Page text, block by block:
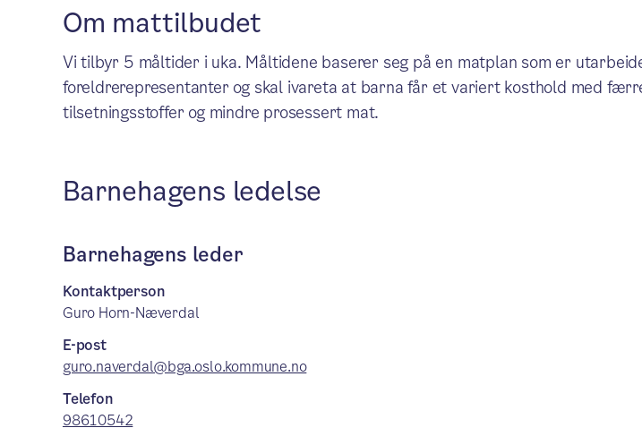
Om mattilbudet
Vi tilbyr 5 måltider i uka. Måltidene baserer seg på en matplan som er
foreldrerepresentanter og skal ivareta at barna får et variert kosthold med
tilsetningsstoffer og mindre prosessert mat.
Barnehagens ledelse
Barnehagens leder
Kontaktperson
Guro Horn-Næverdal
E-post
guro.naverdal@bga.oslo.kommune.no
Telefon
98610542